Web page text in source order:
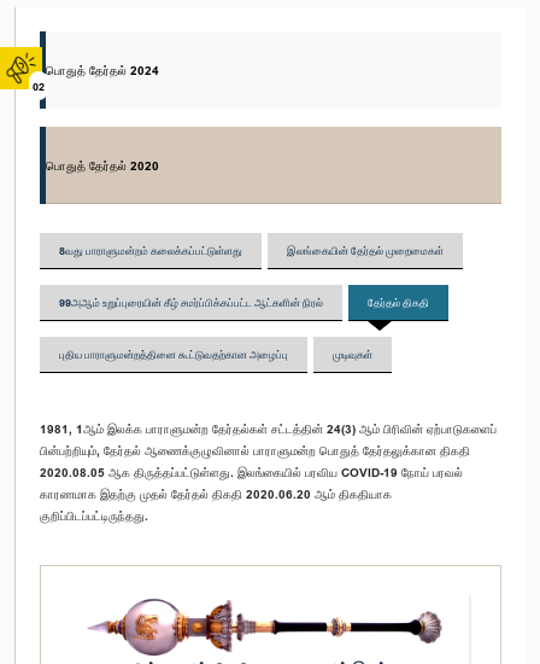
02
பொதுத் தேர்தல் 2024
பொதுத் தேர்தல் 2020
8வது பாராளுமன்றம் கலைக்கப்பட்டுள்ளது இலங்கையின் தேர்தல் முறைமைகள்
99அஆம் உறுப்புரையின் கீழ் சமர்ப்பிக்கப்பட்ட ஆட்களின் நிரல் தேர்தல் திகதி
புதிய பாராளுமன்றத்தினை கூட்டுவதற்கான அழைப்பு முடிவுகள்
1981, 1ஆம் இலக்க பாராளுமன்ற தேர்தல்கள் சட்டத்தின் 24(3) ஆம் பிரிவின் ஏற்பாடுகளைப்
பின்பற்றியும், தேர்தல் ஆணைக்குழுவினால் பாராளுமன்ற பொதுத் தேர்தலுக்கான திகதி
2020.08.05 ஆக திருத்தப்பட்டுள்ளது. இலங்கையில் பரவிய COVID-19 நோய் பரவல்
காரணமாக இதற்கு முதல் தேர்தல் திகதி 2020.06.20 ஆம் திகதியாக
குறிப்பிடப்பட்டிருந்தது.